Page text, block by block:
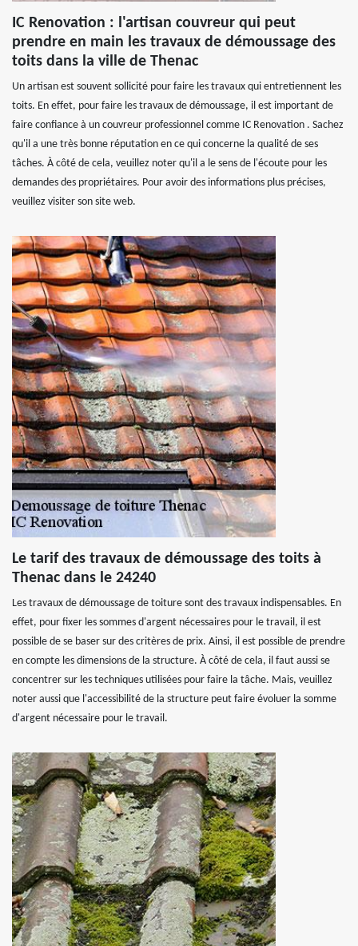
IC Renovation : l'artisan couvreur qui peut
prendre en main les travaux de démoussage des
toits dans la ville de Thenac
Un artisan est souvent sollicité pour faire les travaux qui entretiennent les
toits. En effet, pour faire les travaux de démoussage, il est important de
faire confiance à un couvreur professionnel comme IC Renovation . Sachez
qu'il a une très bonne réputation en ce qui concerne la qualité de ses
tâches. À côté de cela, veuillez noter qu'il a le sens de l'écoute pour les
demandes des propriétaires. Pour avoir des informations plus précises,
veuillez visiter son site web.
Le tarif des travaux de démoussage des toits à
Thenac dans le 24240
Les travaux de démoussage de toiture sont des travaux indispensables. En
effet, pour fixer les sommes d'argent nécessaires pour le travail, il est
possible de se baser sur des critères de prix. Ainsi, il est possible de prendre
en compte les dimensions de la structure. À côté de cela, il faut aussi se
concentrer sur les techniques utilisées pour faire la tâche. Mais, veuillez
noter aussi que l'accessibilité de la structure peut faire évoluer la somme
d'argent nécessaire pour le travail.